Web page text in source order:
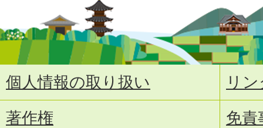
個人情報の取り扱い
リ
著作権
免責